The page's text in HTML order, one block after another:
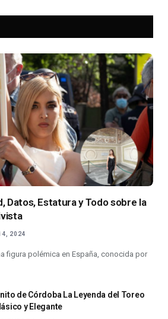
Datos, Estatura y Todo sobre la
2024
figura polémica en España, conocida por
de Córdoba La Leyenda del Toreo
y Elegante